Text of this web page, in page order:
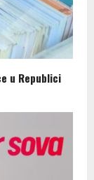
u Republici